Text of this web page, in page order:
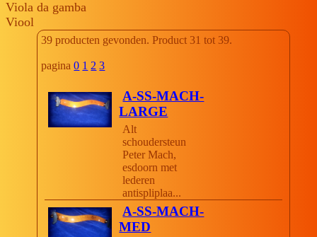
Viola da gamba
Viool
39 producten gevonden. Product 31 tot 39.
pagina0 1 2 3
A-SS-MACH-
LARGE
Alt
schoudersteun
Peter Mach,
esdoorn met
lederen
antispliplaa...
A-SS-MACH-
MED